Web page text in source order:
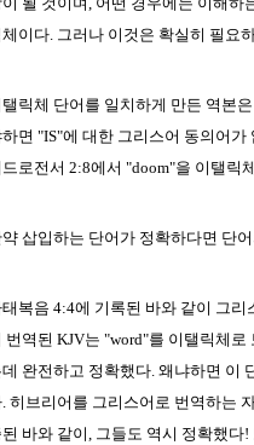
체이다. 그러나 이것은 확실히 필요
탤릭체 단어를 일치하게 만든 역본
하면 "IS"에 대한 그리스어 동의어
로전서 2:8에서 "doom"을 이탤릭
약 삽입하는 단어가 정확하다면 단
태복음 4:4에 기록된 바와 같이 그
번역된 KJV는 "word"를 이탤릭체
데 완전하고 정확했다. 왜냐하면 이
. 히브리어를 그리스어로 번역하는
된 바와 같이, 그들도 역시 정확했